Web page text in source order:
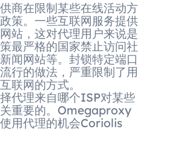
商在限制某些在线活动方
策。一些互联网服务提供
站，这对代理用户来说是
最严格的国家禁止访问社
闻网站等。封锁特定端口
行的做法，严重限制了用
联网的方式。
代理来自哪个ISP对某些
重要的。Omegaproxy
用代理的机会Coriolis